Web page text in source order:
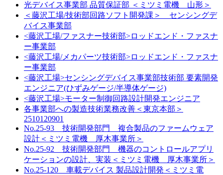
光デバイス事業部 品質保証部 ＜ミツミ電機 山形＞
＜藤沢工場/技術部回路ソフト開発課＞ センシングデ
バイス事業部
<藤沢工場/ファスナー技術部>ロッドエンド・ファスナ
ー事業部
<藤沢工場/メカパーツ技術部>ロッドエンド・ファスナ
ー事業部
<藤沢工場>センシングデバイス事業部技術部 要素開発
エンジニア(ひずみゲージ/半導体ゲージ)
<藤沢工場>モーター制御回路設計開発エンジニア
各事業部への製造技術業務改善＜東京本部＞
2510120901
No.25-93 技術開発部門 複合製品のファームウェア
設計＜ミツミ電機 厚木事業所＞
No.25-92 技術開発部門 機器のコントロールアプリ
ケーションの設計、実装＜ミツミ電機 厚木事業所＞
No.25-120 車載デバイス 製品設計開発＜ミツミ電